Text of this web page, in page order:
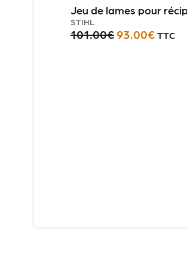
Jeu de lames pour
STIHL
101.00€ 93.00€ TTC